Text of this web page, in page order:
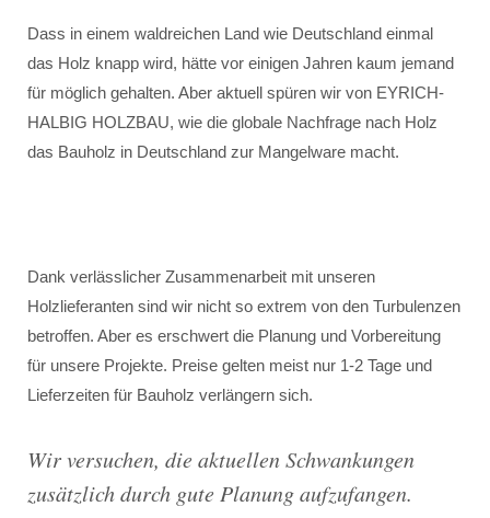
Dass in einem waldreichen Land wie Deutschland einmal
das Holz knapp wird, hätte vor einigen Jahren kaum jemand
für möglich gehalten. Aber aktuell spüren wir von EYRICH-
HALBIG HOLZBAU, wie die globale Nachfrage nach Holz
das Bauholz in Deutschland zur Mangelware macht.
Dank verlässlicher Zusammenarbeit mit unseren
Holzlieferanten sind wir nicht so extrem von den Turbulenzen
betroffen. Aber es erschwert die Planung und Vorbereitung
für unsere Projekte. Preise gelten meist nur 1-2 Tage und
Lieferzeiten für Bauholz verlängern sich.
Wir versuchen, die aktuellen Schwankungen
zusätzlich durch gute Planung aufzufangen.